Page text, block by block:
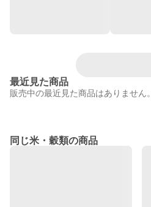
最近見た商品
販売中の最近見た商品はありません。
同じ米・穀類の商品